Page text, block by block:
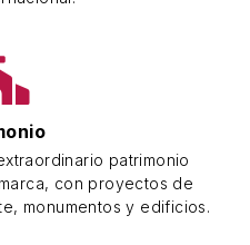
patrimonio
con proyectos de
monumentos y edificios.